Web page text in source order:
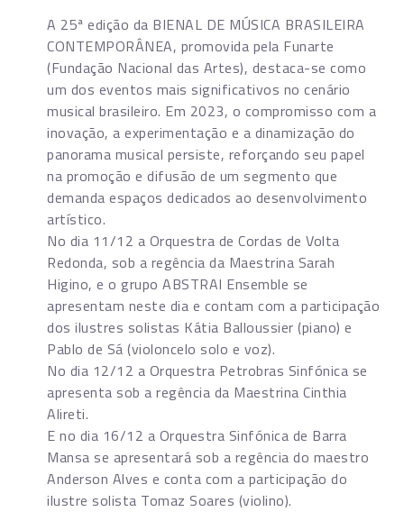
A 25ª edição da BIENAL DE MÚSICA BRASILEIRA
CONTEMPORÂNEA, promovida pela Funarte
(Fundação Nacional das Artes), destaca-se como
um dos eventos mais significativos no cenário
musical brasileiro. Em 2023, o compromisso com a
inovação, a experimentação e a dinamização do
panorama musical persiste, reforçando seu papel
na promoção e difusão de um segmento que
demanda espaços dedicados ao desenvolvimento
artístico.
No dia 11/12 a Orquestra de Cordas de Volta
Redonda, sob a regência da Maestrina Sarah
Higino, e o grupo ABSTRAI Ensemble se
apresentam neste dia e contam com a participação
dos ilustres solistas Kátia Balloussier (piano) e
Pablo de Sá (violoncelo solo e voz).
No dia 12/12 a Orquestra Petrobras Sinfónica se
apresenta sob a regência da Maestrina Cinthia
Alireti.
E no dia 16/12 a Orquestra Sinfónica de Barra
Mansa se apresentará sob a regência do maestro
Anderson Alves e conta com a participação do
ilustre solista Tomaz Soares (violino).